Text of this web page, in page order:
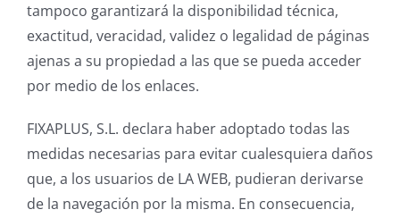
tampoco garantizará la disponibilidad técnica,
exactitud, veracidad, validez o legalidad de páginas
ajenas a su propiedad a las que se pueda acceder
por medio de los enlaces.
FIXAPLUS, S.L. declara haber adoptado todas las
medidas necesarias para evitar cualesquiera daños
que, a los usuarios de LA WEB, pudieran derivarse
de la navegación por la misma. En consecuencia,